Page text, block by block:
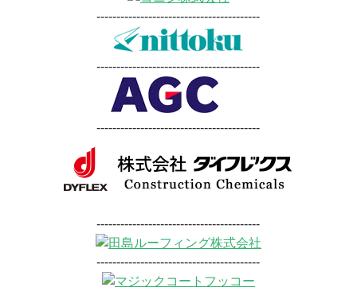
-----------------------------------------
-----------------------------------------
-----------------------------------------
-----------------------------------------
-----------------------------------------